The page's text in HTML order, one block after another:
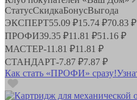
СтатусСкидкаБонусВыгода
ЭКСПЕРТ55.09 ₽15.74 ₽70.83 ₽
ПРОФИ39.35 ₽11.81 ₽51.16 ₽
МАСТЕР-11.81 ₽11.81 ₽
СТАНДАРТ-7.87 ₽7.87 ₽
Как стать «ПРОФИ» сразу!